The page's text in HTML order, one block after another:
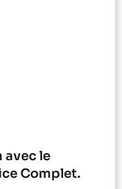
avec le
Complet.